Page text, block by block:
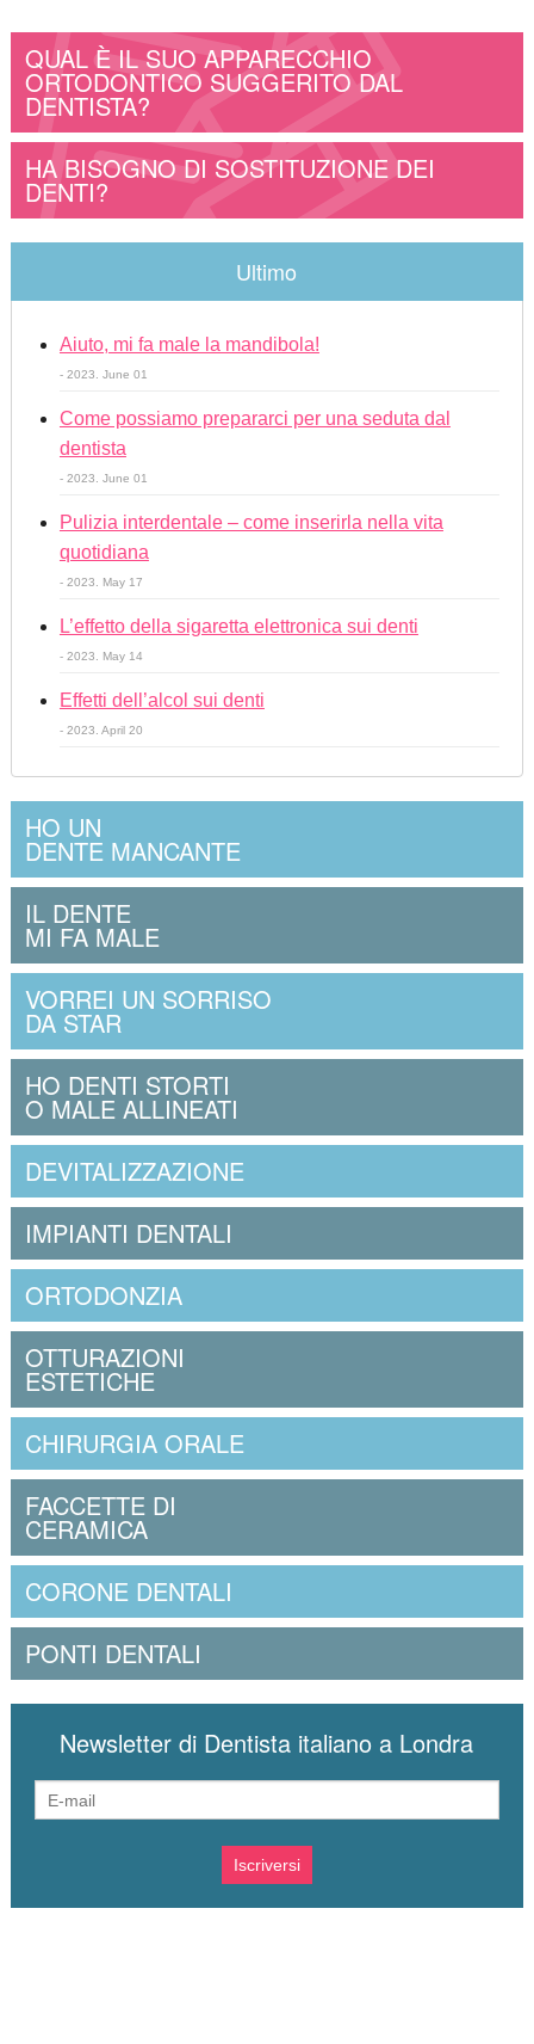
QUAL È IL SUO APPARECCHIO
ORTODONTICO SUGGERITO DAL
DENTISTA?
HA BISOGNO DI SOSTITUZIONE DEI
DENTI?
Ultimo
Aiuto, mi fa male la mandibola!
- 2023. June 01
Come possiamo prepararci per una seduta dal
dentista
- 2023. June 01
Pulizia interdentale – come inserirla nella vita
quotidiana
- 2023. May 17
L’effetto della sigaretta elettronica sui denti
- 2023. May 14
Effetti dell’alcol sui denti
- 2023. April 20
HO UN
DENTE MANCANTE
IL DENTE
MI FA MALE
VORREI UN SORRISO
DA STAR
HO DENTI STORTI
O MALE ALLINEATI
DEVITALIZZAZIONE
IMPIANTI DENTALI
ORTODONZIA
OTTURAZIONI
ESTETICHE
CHIRURGIA ORALE
FACCETTE DI
CERAMICA
CORONE DENTALI
PONTI DENTALI
Newsletter di Dentista italiano a Londra